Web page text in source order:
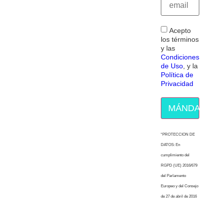
Acepto
los términos
y las
Condiciones
de Uso, y la
Política de
Privacidad
MÁNDAME
“PROTECCION DE
DATOS: En
cumplimiento del
RGPD (UE) 2016/679
del Parlamento
Europeo y del Consejo
de 27 de abril de 2016